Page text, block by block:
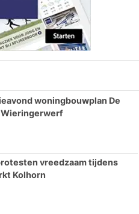
woningbouwplan De
Wieringerwerf
vreedzaam tijdens
Kolhorn